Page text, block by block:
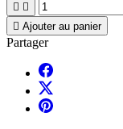
 
 Ajouter au panier
Partager